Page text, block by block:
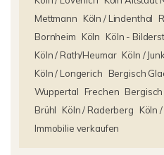
Mettmann
Köln / Lindenthal
Bornheim
Köln
Köln -
Köln / Rath/Heumar Köln /
Köln / Longerich
Bergisch
Wuppertal
Frechen
Brühl
Köln / Raderberg
Köln
Immobilie verkaufen